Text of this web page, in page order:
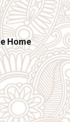
Home